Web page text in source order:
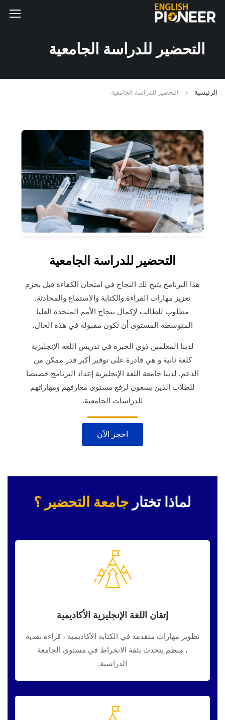
التحضير للدراسة الجامعية
الرئيسية التحضير للدراسة الجامعية
التحضير للدراسة الجامعية
هذا البرنامج يتيح لك النجاح في امتحان الكفاءة قبل بحزم
تعزيز مهارات القراءة والكتابة والاستماع والمحادثة.
مطلوب للطالب لإكمال بنجاح الأمم المتحدة العليا
المتوسطة المستوى أن تكون مقبولة في هذه الحال.
لدينا المعلمين ذوي الخبرة في تدريس اللغة الإنجليزية
كلغة ثانية و هي قادرة على توفير أكبر قدر ممكن من
الدعم. لدينا جامعة اللغة الإنجليزية إعداد البرنامج خصيصا
للطلاب الذين يسعون لرفع مستوى معارفهم ومهاراتهم
للدراسات الجامعية.
احجز الآن
لماذا تختار جامعة التحضير ؟
إتقان اللغة الإنجليزية الأكاديمية
تطوير مهارات متقدمة في الكتابة الأكاديمية ، قراءة نقدية
، منظم يتحدث بثقة الانخراط في مستوى الجامعة
الدراسية.